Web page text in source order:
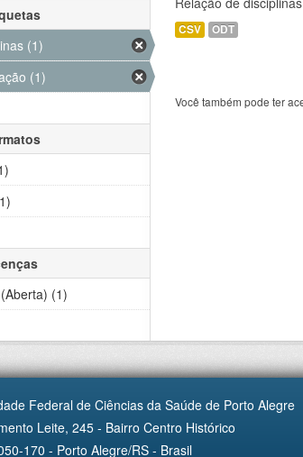
CSV ODT
Você também pode ter
(1)
(1)
(1)
Federal de Ciências da Saúde de Porto Alegre
Leite, 245 - Bairro Centro Histórico
170 - Porto Alegre/RS - Brasil